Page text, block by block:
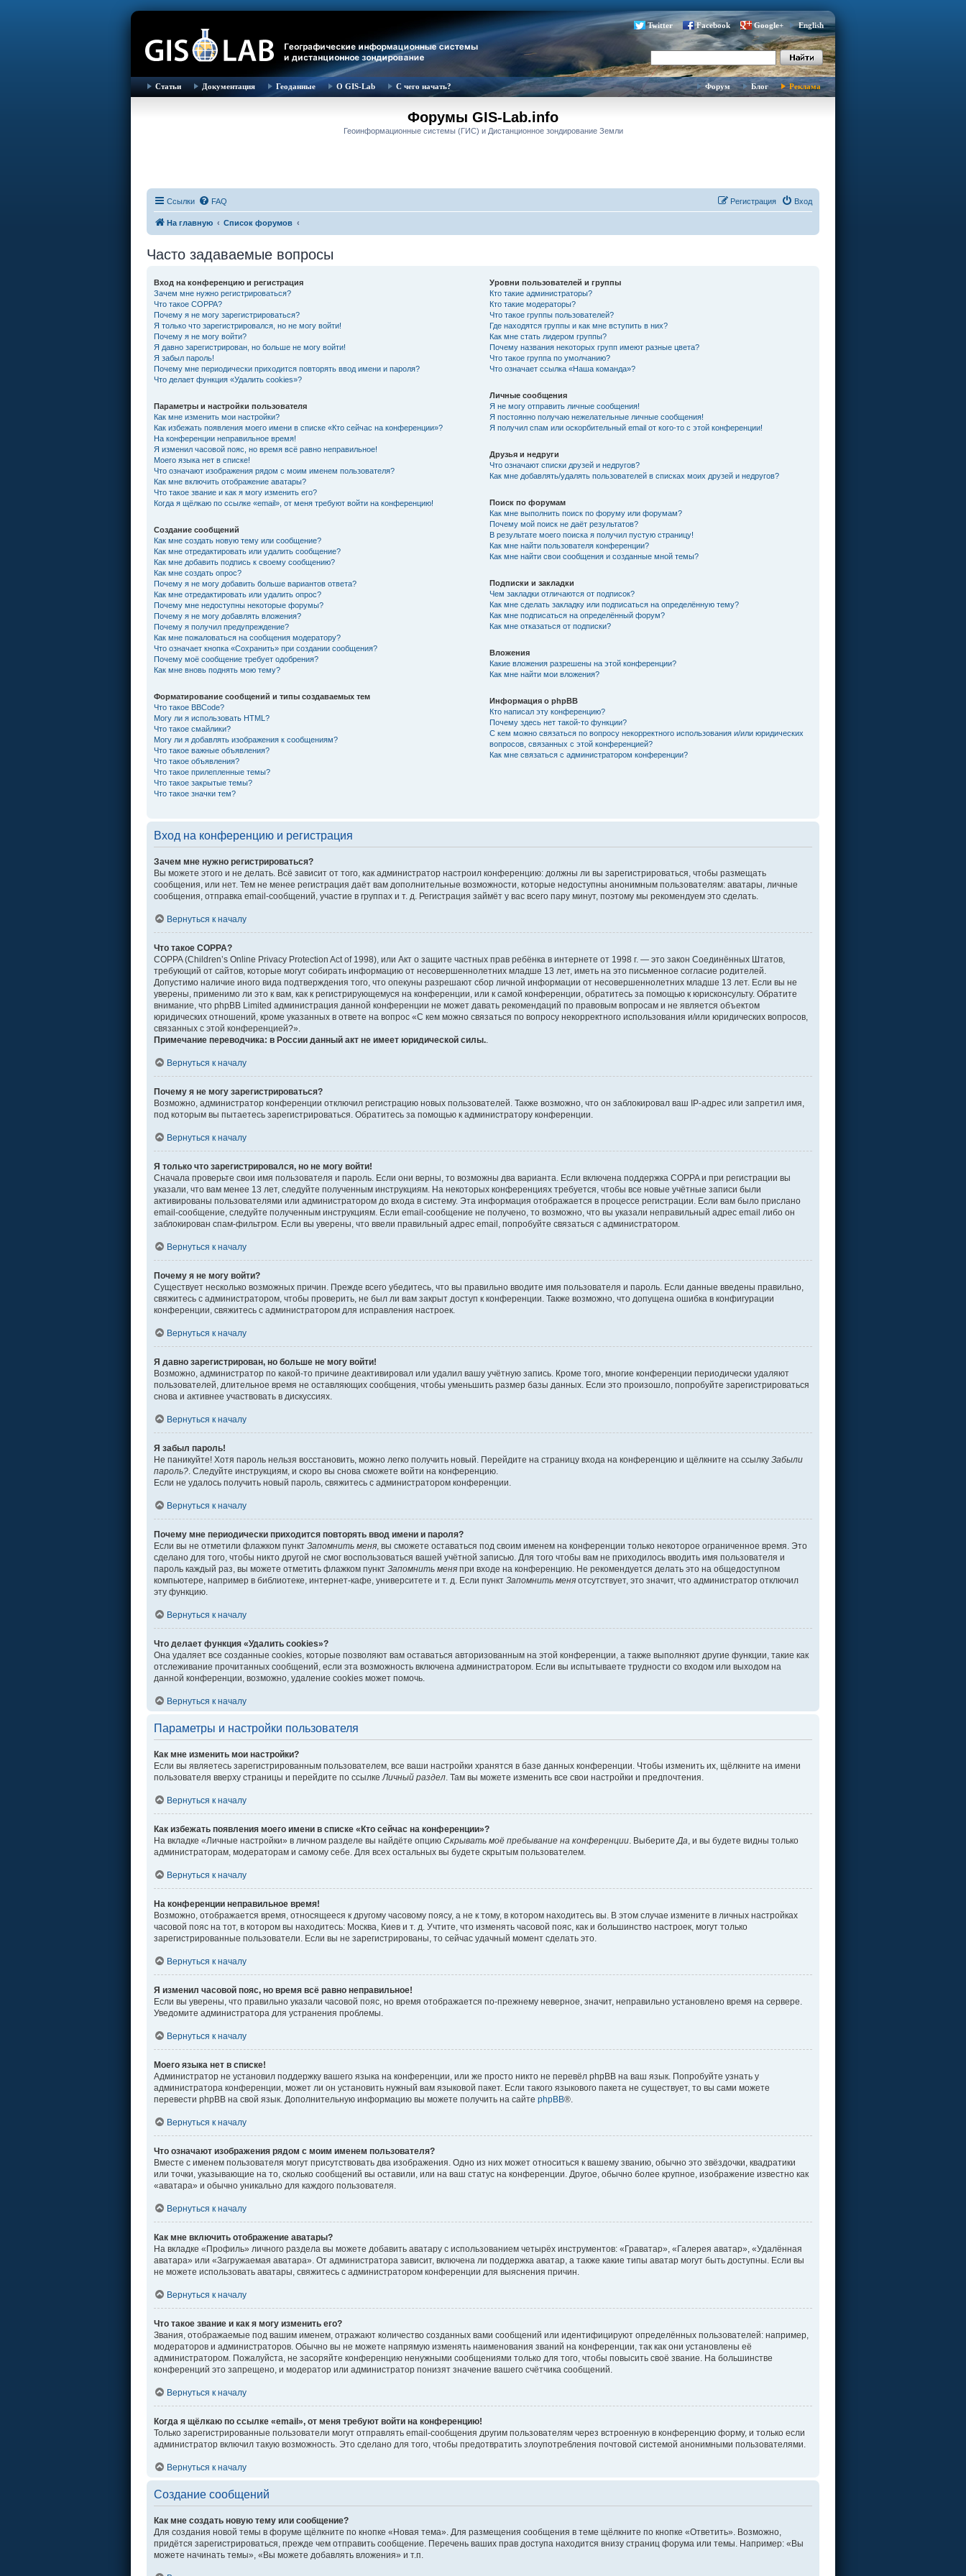
Twitter Facebook Google+ English
Статьи Документация Геоданные О GIS-Lab С чего начать? Форум Блог Реклама
Форумы GIS-Lab.info
Геоинформационные системы (ГИС) и Дистанционное зондирование Земли
Ссылки FAQ Вход
Регистрация
На главную Список форумов
Часто задаваемые вопросы
Вход на конференцию и регистрация
Зачем мне нужно регистрироваться?
Что такое COPPA?
Почему я не могу зарегистрироваться?
Я только что зарегистрировался, но не могу войти!
Почему я не могу войти?
Я давно зарегистрирован, но больше не могу войти!
Я забыл пароль!
Почему мне периодически приходится повторять ввод имени и пароля?
Что делает функция «Удалить cookies»?
Параметры и настройки пользователя
Как мне изменить мои настройки?
Как избежать появления моего имени в списке «Кто сейчас на конференции»?
На конференции неправильное время!
Я изменил часовой пояс, но время всё равно неправильное!
Моего языка нет в списке!
Что означают изображения рядом с моим именем пользователя?
Как мне включить отображение аватары?
Что такое звание и как я могу изменить его?
Когда я щёлкаю по ссылке «email», от меня требуют войти на конференцию!
Создание сообщений
Как мне создать новую тему или сообщение?
Как мне отредактировать или удалить сообщение?
Как мне добавить подпись к своему сообщению?
Как мне создать опрос?
Почему я не могу добавить больше вариантов ответа?
Как мне отредактировать или удалить опрос?
Почему мне недоступны некоторые форумы?
Почему я не могу добавлять вложения?
Почему я получил предупреждение?
Как мне пожаловаться на сообщения модератору?
Что означает кнопка «Сохранить» при создании сообщения?
Почему моё сообщение требует одобрения?
Как мне вновь поднять мою тему?
Форматирование сообщений и типы создаваемых тем
Что такое BBCode?
Могу ли я использовать HTML?
Что такое смайлики?
Могу ли я добавлять изображения к сообщениям?
Что такое важные объявления?
Что такое объявления?
Что такое прилепленные темы?
Что такое закрытые темы?
Что такое значки тем?
Уровни пользователей и группы
Кто такие администраторы?
Кто такие модераторы?
Что такое группы пользователей?
Где находятся группы и как мне вступить в них?
Как мне стать лидером группы?
Почему названия некоторых групп имеют разные цвета?
Что такое группа по умолчанию?
Что означает ссылка «Наша команда»?
Личные сообщения
Я не могу отправить личные сообщения!
Я постоянно получаю нежелательные личные сообщения!
Я получил спам или оскорбительный email от кого-то с этой конференции!
Друзья и недруги
Что означают списки друзей и недругов?
Как мне добавлять/удалять пользователей в списках моих друзей и недругов?
Поиск по форумам
Как мне выполнить поиск по форуму или форумам?
Почему мой поиск не даёт результатов?
В результате моего поиска я получил пустую страницу!
Как мне найти пользователя конференции?
Как мне найти свои сообщения и созданные мной темы?
Подписки и закладки
Чем закладки отличаются от подписок?
Как мне сделать закладку или подписаться на определённую тему?
Как мне подписаться на определённый форум?
Как мне отказаться от подписки?
Вложения
Какие вложения разрешены на этой конференции?
Как мне найти мои вложения?
Информация о phpBB
Кто написал эту конференцию?
Почему здесь нет такой-то функции?
С кем можно связаться по вопросу некорректного использования и/или юридических
вопросов, связанных с этой конференцией?
Как мне связаться с администратором конференции?
Вход на конференцию и регистрация
Зачем мне нужно регистрироваться?
Вы можете этого и не делать. Всё зависит от того, как администратор настроил конференцию: должны ли вы зарегистрироваться, чтобы размещать
сообщения, или нет. Тем не менее регистрация даёт вам дополнительные возможности, которые недоступны анонимным пользователям: аватары, личные
сообщения, отправка email-сообщений, участие в группах и т. д. Регистрация займёт у вас всего пару минут, поэтому мы рекомендуем это сделать.
Вернуться к началу
Что такое COPPA?
COPPA (Children’s Online Privacy Protection Act of 1998), или Акт о защите частных прав ребёнка в интернете от 1998 г. — это закон Соединённых Штатов,
требующий от сайтов, которые могут собирать информацию от несовершеннолетних младше 13 лет, иметь на это письменное согласие родителей.
Допустимо наличие иного вида подтверждения того, что опекуны разрешают сбор личной информации от несовершеннолетних младше 13 лет. Если вы не
уверены, применимо ли это к вам, как к регистрирующемуся на конференции, или к самой конференции, обратитесь за помощью к юрисконсульту. Обратите
внимание, что phpBB Limited администрация данной конференции не может давать рекомендаций по правовым вопросам и не является объектом
юридических отношений, кроме указанных в ответе на вопрос «С кем можно связаться по вопросу некорректного использования и/или юридических вопросов,
связанных с этой конференцией?».
Примечание переводчика: в России данный акт не имеет юридической силы..
Вернуться к началу
Почему я не могу зарегистрироваться?
Возможно, администратор конференции отключил регистрацию новых пользователей. Также возможно, что он заблокировал ваш IP-адрес или запретил имя,
под которым вы пытаетесь зарегистрироваться. Обратитесь за помощью к администратору конференции.
Вернуться к началу
Я только что зарегистрировался, но не могу войти!
Сначала проверьте свои имя пользователя и пароль. Если они верны, то возможны два варианта. Если включена поддержка COPPA и при регистрации вы
указали, что вам менее 13 лет, следуйте полученным инструкциям. На некоторых конференциях требуется, чтобы все новые учётные записи были
активированы пользователями или администратором до входа в систему. Эта информация отображается в процессе регистрации. Если вам было прислано
email-сообщение, следуйте полученным инструкциям. Если email-сообщение не получено, то возможно, что вы указали неправильный адрес email либо он
заблокирован спам-фильтром. Если вы уверены, что ввели правильный адрес email, попробуйте связаться с администратором.
Вернуться к началу
Почему я не могу войти?
Существует несколько возможных причин. Прежде всего убедитесь, что вы правильно вводите имя пользователя и пароль. Если данные введены правильно,
свяжитесь с администратором, чтобы проверить, не был ли вам закрыт доступ к конференции. Также возможно, что допущена ошибка в конфигурации
конференции, свяжитесь с администратором для исправления настроек.
Вернуться к началу
Я давно зарегистрирован, но больше не могу войти!
Возможно, администратор по какой-то причине деактивировал или удалил вашу учётную запись. Кроме того, многие конференции периодически удаляют
пользователей, длительное время не оставляющих сообщения, чтобы уменьшить размер базы данных. Если это произошло, попробуйте зарегистрироваться
снова и активнее участвовать в дискуссиях.
Вернуться к началу
Я забыл пароль!
Не паникуйте! Хотя пароль нельзя восстановить, можно легко получить новый. Перейдите на страницу входа на конференцию и щёлкните на ссылку Забыли
пароль?. Следуйте инструкциям, и скоро вы снова сможете войти на конференцию.
Если не удалось получить новый пароль, свяжитесь с администратором конференции.
Вернуться к началу
Почему мне периодически приходится повторять ввод имени и пароля?
Если вы не отметили флажком пункт Запомнить меня, вы сможете оставаться под своим именем на конференции только некоторое ограниченное время. Это
сделано для того, чтобы никто другой не смог воспользоваться вашей учётной записью. Для того чтобы вам не приходилось вводить имя пользователя и
пароль каждый раз, вы можете отметить флажком пункт Запомнить меня при входе на конференцию. Не рекомендуется делать это на общедоступном
компьютере, например в библиотеке, интернет-кафе, университете и т. д. Если пункт Запомнить меня отсутствует, это значит, что администратор отключил
эту функцию.
Вернуться к началу
Что делает функция «Удалить cookies»?
Она удаляет все созданные cookies, которые позволяют вам оставаться авторизованным на этой конференции, а также выполняют другие функции, такие как
отслеживание прочитанных сообщений, если эта возможность включена администратором. Если вы испытываете трудности со входом или выходом на
данной конференции, возможно, удаление cookies может помочь.
Вернуться к началу
Параметры и настройки пользователя
Как мне изменить мои настройки?
Если вы являетесь зарегистрированным пользователем, все ваши настройки хранятся в базе данных конференции. Чтобы изменить их, щёлкните на имени
пользователя вверху страницы и перейдите по ссылкеЛичный раздел. Там вы можете изменить все свои настройки и предпочтения.
Вернуться к началу
Как избежать появления моего имени в списке «Кто сейчас на конференции»?
На вкладке «Личные настройки» в личном разделе вы найдёте опцию Скрывать моё пребывание на конференции. ВыберитеДа, и вы будете видны только
администраторам, модераторам и самому себе. Для всех остальных вы будете скрытым пользователем.
Вернуться к началу
На конференции неправильное время!
Возможно, отображается время, относящееся к другому часовому поясу, а не к тому, в котором находитесь вы. В этом случае измените в личных настройках
часовой пояс на тот, в котором вы находитесь: Москва, Киев и т. д. Учтите, что изменять часовой пояс, как и большинство настроек, могут только
зарегистрированные пользователи. Если вы не зарегистрированы, то сейчас удачный момент сделать это.
Вернуться к началу
Я изменил часовой пояс, но время всё равно неправильное!
Если вы уверены, что правильно указали часовой пояс, но время отображается по-прежнему неверное, значит, неправильно установлено время на сервере.
Уведомите администратора для устранения проблемы.
Вернуться к началу
Моего языка нет в списке!
Администратор не установил поддержку вашего языка на конференции, или же просто никто не перевёл phpBB на ваш язык. Попробуйте узнать у
администратора конференции, может ли он установить нужный вам языковой пакет. Если такого языкового пакета не существует, то вы сами можете
перевести phpBB на свой язык. Дополнительную информацию вы можете получить на сайте phpBB®.
Вернуться к началу
Что означают изображения рядом с моим именем пользователя?
Вместе с именем пользователя могут присутствовать два изображения. Одно из них может относиться к вашему званию, обычно это звёздочки, квадратики
или точки, указывающие на то, сколько сообщений вы оставили, или на ваш статус на конференции. Другое, обычно более крупное, изображение известно как
«аватара» и обычно уникально для каждого пользователя.
Вернуться к началу
Как мне включить отображение аватары?
На вкладке «Профиль» личного раздела вы можете добавить аватару с использованием четырёх инструментов: «Граватар», «Галерея аватар», «Удалённая
аватара» или «Загружаемая аватара». От администратора зависит, включена ли поддержка аватар, а также какие типы аватар могут быть доступны. Если вы
не можете использовать аватары, свяжитесь с администратором конференции для выяснения причин.
Вернуться к началу
Что такое звание и как я могу изменить его?
Звания, отображаемые под вашим именем, отражают количество созданных вами сообщений или идентифицируют определённых пользователей: например,
модераторов и администраторов. Обычно вы не можете напрямую изменять наименования званий на конференции, так как они установлены её
администратором. Пожалуйста, не засоряйте конференцию ненужными сообщениями только для того, чтобы повысить своё звание. На большинстве
конференций это запрещено, и модератор или администратор понизят значение вашего счётчика сообщений.
Вернуться к началу
Когда я щёлкаю по ссылке «email», от меня требуют войти на конференцию!
Только зарегистрированные пользователи могут отправлять email-сообщения другим пользователям через встроенную в конференцию форму, и только если
администратор включил такую возможность. Это сделано для того, чтобы предотвратить злоупотребления почтовой системой анонимными пользователями.
Вернуться к началу
Создание сообщений
Как мне создать новую тему или сообщение?
Для создания новой темы в форуме щёлкните по кнопке «Новая тема». Для размещения сообщения в теме щёлкните по кнопке «Ответить». Возможно,
придётся зарегистрироваться, прежде чем отправить сообщение. Перечень ваших прав доступа находится внизу страниц форума или темы. Например: «Вы
можете начинать темы», «Вы можете добавлять вложения» и т.п.